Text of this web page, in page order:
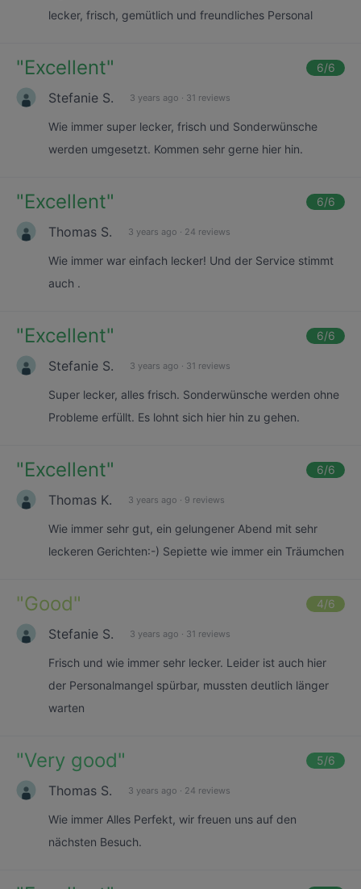
lecker, frisch, gemütlich und freundliches Personal
"Excellent" 6/6
Stefanie S. 3 years ago · 31 reviews
Wie immer super lecker, frisch und Sonderwünsche
werden umgesetzt. Kommen sehr gerne hier hin.
"Excellent" 6/6
Thomas S. 3 years ago · 24 reviews
Wie immer war einfach lecker! Und der Service stimmt
auch .
"Excellent" 6/6
Stefanie S. 3 years ago · 31 reviews
Super lecker, alles frisch. Sonderwünsche werden ohne
Probleme erfüllt. Es lohnt sich hier hin zu gehen.
"Excellent" 6/6
Thomas K. 3 years ago · 9 reviews
Wie immer sehr gut, ein gelungener Abend mit sehr
leckeren Gerichten:-) Sepiette wie immer ein Träumchen
"Good" 4/6
Stefanie S. 3 years ago · 31 reviews
Frisch und wie immer sehr lecker. Leider ist auch hier
der Personalmangel spürbar, mussten deutlich länger
warten
"Very good" 5/6
Thomas S. 3 years ago · 24 reviews
Wie immer Alles Perfekt, wir freuen uns auf den
nächsten Besuch.